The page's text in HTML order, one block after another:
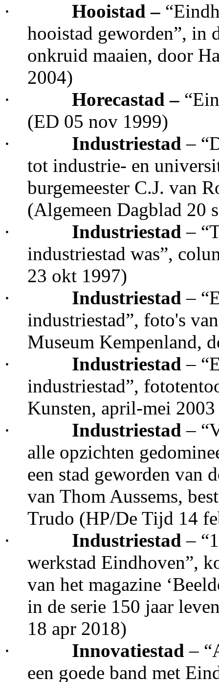
·
Hooistad –
hooistad geworden”, in
onkruid maaien, door
2004)
·
Horecastad –
(ED 05 nov 1999)
·
Industriestad –
tot industrie- en
burgemeester C.J. van
(Algemeen Dagblad 20
·
Industriestad –
industriestad was”,
23 okt 1997)
·
Industriestad –
industriestad”, foto's
Museum Kempenland,
·
Industriestad–
industriestad”,
Kunsten, april-mei
·
Industriestad–
alle opzichten
een stad geworden van
van Thom Aussems,
Trudo (HP/De Tijd 14
·
Industriestad–
werkstad Eindhoven”,
van het magazine
in de serie 150 jaar
18 apr 2018)
·
Innovatiestad–
een goede band met